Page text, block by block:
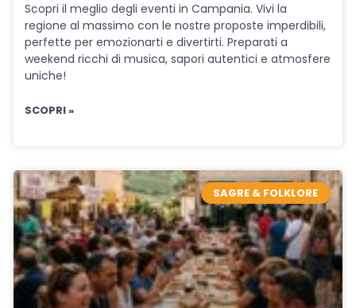
Scopri il meglio degli eventi in Campania. Vivi la
regione al massimo con le nostre proposte imperdibili,
perfette per emozionarti e divertirti. Preparati a
weekend ricchi di musica, sapori autentici e atmosfere
uniche!
SCOPRI »
SAGRE & FOLKLORE